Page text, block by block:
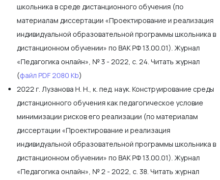
школьника в среде дистанционного обучения (по
материалам диссертации «Проектирование и реализация
индивидуальной образовательной программы школьника в
дистанционном обучении» по ВАК РФ 13.00.01). Журнал
«Педагогика онлайн», № 3 - 2022, с. 24. Читать журнал
(файл PDF 2080 Kb)
2022 г. Лузанова Н. Н., к. пед. наук. Конструирование среды
дистанционного обучения как педагогическое условие
минимизации рисков его реализации (по материалам
диссертации «Проектирование и реализация
индивидуальной образовательной программы школьника в
дистанционном обучении» по ВАК РФ 13.00.01). Журнал
«Педагогика онлайн», № 2 - 2022, с. 38. Читать журнал